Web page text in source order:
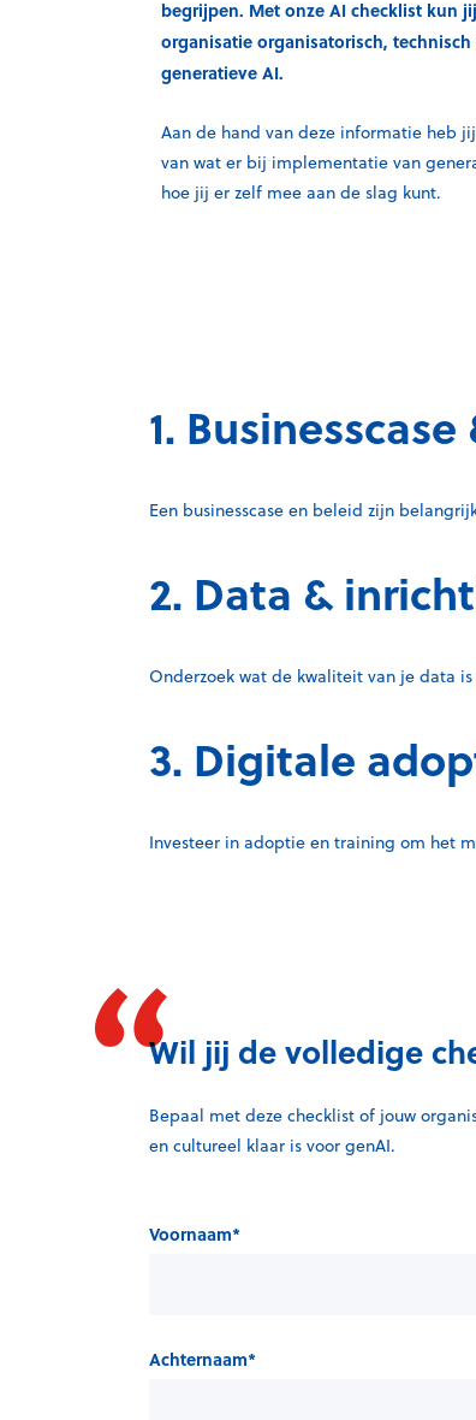
begrijpen. Met onze AI checklist kun
organisatie organisatorisch,
generatieve AI.
Aan de hand van deze informatie heb
van wat er bij implementatie van
hoe jij er zelf mee aan de slag kunt.
1.
Een businesscase en beleid zijn
2. Data &
Onderzoek wat de kwaliteit van je data
3. Digitale
Investeer in adoptie en training om het
Wil jij de volledige
Bepaal met deze checklist of jouw
en cultureel klaar is voor genAI.
Voornaam*
Achternaam*